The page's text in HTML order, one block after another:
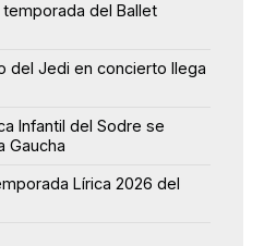
temporada del Ballet
del Jedi en concierto llega
Infantil del Sodre se
Gaucha
Lírica 2026 del